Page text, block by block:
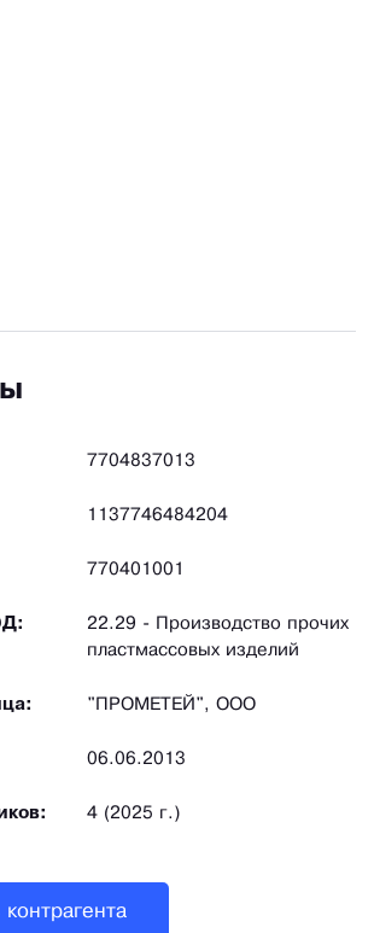
7704837013
1137746484204
770401001
22.29 - Производство прочих
пластмассовых изделий
"ПРОМЕТЕЙ", ООО
06.06.2013
4 (2025 г.)
контрагента